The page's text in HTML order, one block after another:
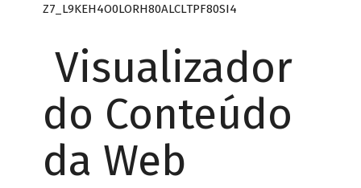
Z7_L9KEH4O0LORH80ALCLTPF80SI4
Visualizador
do Conteúdo
da Web